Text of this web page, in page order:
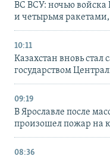
ВС ВСУ: ночью войска
и четырьмя
10:11
Казахстан вновь
государством
09:19
В Ярославле после
произошел пожар на
08:36